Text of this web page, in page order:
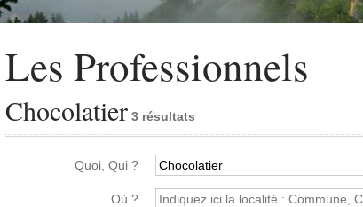
Les Professionnels
Chocolatier 3 résultats
Quoi, Qui ?
Où ?